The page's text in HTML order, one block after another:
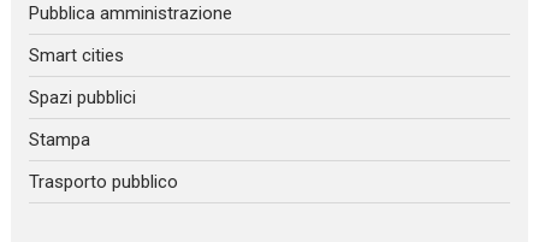
Pubblica amministrazione
Smart cities
Spazi pubblici
Stampa
Trasporto pubblico